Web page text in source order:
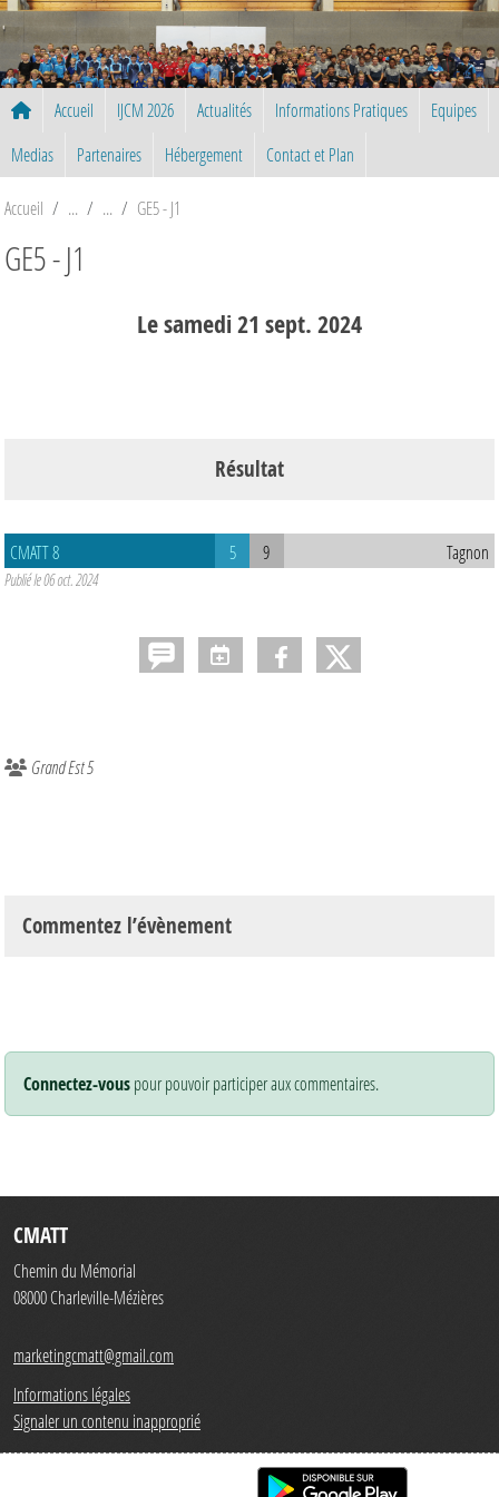
Accueil IJCM 2026 Actualités Informations Pratiques
Equipes
Medias
Partenaires Hébergement Contact et Plan
Accueil GE5 - J1
GE5 - J1
Lesamedi21 sept.2024
Résultat
CMATT 8 5 9 Tagnon
Publié le06 oct. 2024
Grand Est 5
Commentez l’évènement
Connectez-vouspour pouvoir participer aux commentaires.
CMATT
Chemin du Mémorial
08000Charleville-Mézières
marketingcmatt@gmail.com
Informations légales
Signaler un contenu inapproprié
Panneau de gestion des cookies